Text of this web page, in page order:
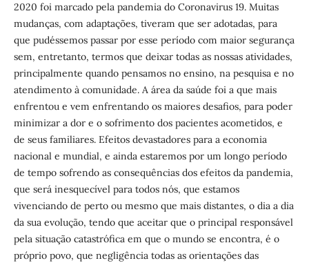
2020 foi marcado pela pandemia do Coronavirus 19. Muitas
mudanças, com adaptações, tiveram que ser adotadas, para
que pudéssemos passar por esse período com maior segurança
sem, entretanto, termos que deixar todas as nossas atividades,
principalmente quando pensamos no ensino, na pesquisa e no
atendimento à comunidade. A área da saúde foi a que mais
enfrentou e vem enfrentando os maiores desafios, para poder
minimizar a dor e o sofrimento dos pacientes acometidos, e
de seus familiares. Efeitos devastadores para a economia
nacional e mundial, e ainda estaremos por um longo período
de tempo sofrendo as consequências dos efeitos da pandemia,
que será inesquecível para todos nós, que estamos
vivenciando de perto ou mesmo que mais distantes, o dia a dia
da sua evolução, tendo que aceitar que o principal responsável
pela situação catastrófica em que o mundo se encontra, é o
próprio povo, que negligência todas as orientações das